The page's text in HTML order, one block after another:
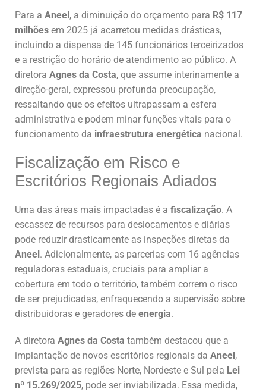
Para a Aneel , a diminuição do orçamento para R$ 117
milhões em 2025 já acarretou medidas drásticas,
incluindo a dispensa de 145 funcionários terceirizados
e a restrição do horário de atendimento ao público. A
diretora Agnes da Costa, que assume interinamente a
direção-geral, expressou profunda preocupação,
ressaltando que os efeitos ultrapassam a esfera
administrativa e podem minar funções vitais para o
funcionamento da infraestrutura energética nacional.
Fiscalização em Risco e
Escritórios Regionais Adiados
Uma das áreas mais impactadas é a fiscalização. A
escassez de recursos para deslocamentos e diárias
pode reduzir drasticamente as inspeções diretas da
Aneel . Adicionalmente, as parcerias com 16 agências
reguladoras estaduais, cruciais para ampliar a
cobertura em todo o território, também correm o risco
de ser prejudicadas, enfraquecendo a supervisão sobre
distribuidoras e geradores de energia.
A diretora Agnes da Costa também destacou que a
implantação de novos escritórios regionais da Aneel ,
prevista para as regiões Norte, Nordeste e Sul pela Lei
nº 15.269/2025, pode ser inviabilizada. Essa medida,